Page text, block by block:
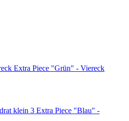
Extra Piece "Grün" - Viereck
Extra Piece "Blau" -